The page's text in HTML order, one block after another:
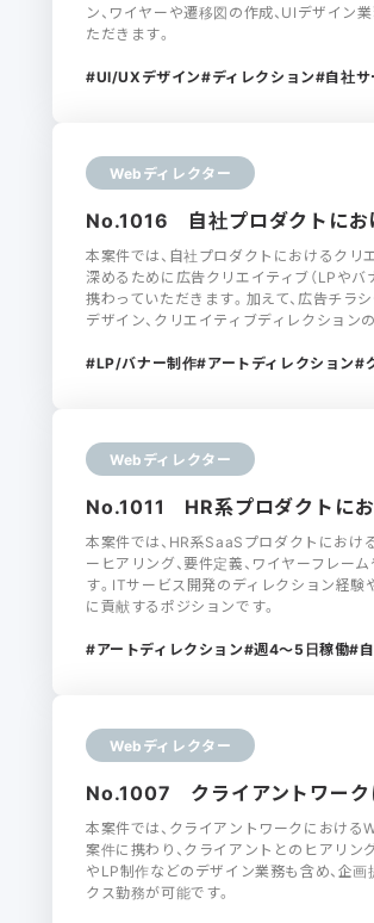
ン、ワイヤーや遷移図の作成、UIデザイ
ただきます。
UI/UXデザイン ディレクション 自社
Webディレクター
No.1016 自社プロダクトにお
本案件では、自社プロダクトにおけるク
深めるために広告クリエイティブ（LPや
携わっていただきます。加えて、広告チ
デザイン、クリエイティブディレクション
LP/バナー制作 アートディレクション
Webディレクター
No.1011 HR系プロダクトに
本案件では、HR系SaaSプロダクトにおけ
ーヒアリング、要件定義、ワイヤーフレー
す。ITサービス開発のディレクション経
に貢献するポジションです。
アートディレクション 週4〜5日稼働
Webディレクター
No.1007 クライアントワーク
本案件では、クライアントワークにおけ
案件に携わり、クライアントとのヒアリン
やLP制作などのデザイン業務も含め、企
クス勤務が可能です。